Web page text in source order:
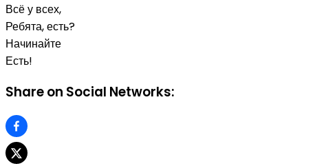
Всё у всех,
Ребята, есть?
Начинайте
Есть!
Share on Social Networks: